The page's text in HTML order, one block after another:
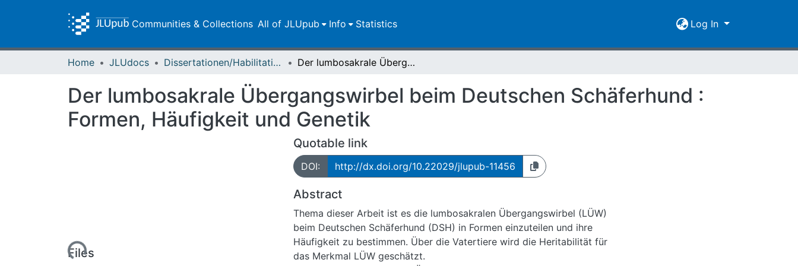
Communities & Collections All of JLUpub Info Statistics Log In
Home JLUdocs Dissertationen/Habilitationen Der lumbosakrale Übergangswirbel beim Deutschen Schäferhund : Formen, Häufigkeit und Genetik
Der lumbosakrale Übergangswirbel beim Deutschen Schäferhund :
Formen, Häufigkeit und Genetik
Loading...
Files
Quotable link
DOI: http://dx.doi.org/10.22029/jlupub-11456
Abstract
Thema dieser Arbeit ist es die lumbosakralen Übergangswirbel (LÜW)
beim Deutschen Schäferhund (DSH) in Formen einzuteilen und ihre
Häufigkeit zu bestimmen. Über die Vatertiere wird die Heritabilität für
das Merkmal LÜW geschätzt.